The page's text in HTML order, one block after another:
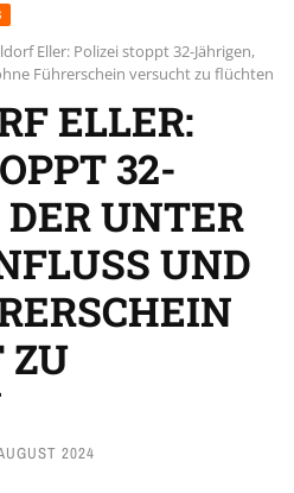
Eller: Polizei stoppt 32-Jährigen,
Führerschein versucht zu flüchten
ELLER:
32-
UNTER
UND
ZU
2024